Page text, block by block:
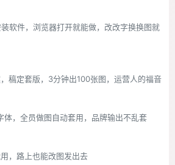
软件，浏览器打开就能做，改改字换换图就
稿定套版，3分钟出100张图，运营人的福音
，全员做图自动套用，品牌输出不乱套
，路上也能改图发出去